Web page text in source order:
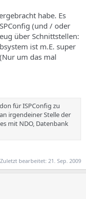
habe. Es
(und / oder
über Schnittstellen:
ist m.E. super
um das mal
für ISPConfig zu
irgendeiner Stelle der
mit NDO, Datenbank
Zuletzt bearbeitet: 21. Sep. 2009